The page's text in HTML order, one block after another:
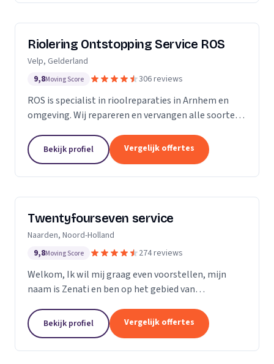
Riolering Ontstopping Service ROS
Velp, Gelderland
9,8Moving Score 306 reviews
ROS is specialist in rioolreparaties in Arnhem en
omgeving. Wij repareren en vervangen alle soorten
rioolherstel maken we gebruik van hoogwaardige...
Bekijk profiel Vergelijk offertes
Twentyfourseven service
Naarden, Noord-Holland
9,8Moving Score 274 reviews
Welkom, Ik wil mij graag even voorstellen, mijn
naam is Zenati en ben op het gebied van
meer dan 10 jaar ervaring, en geen probleem is voor
mij te...
Bekijk profiel Vergelijk offertes